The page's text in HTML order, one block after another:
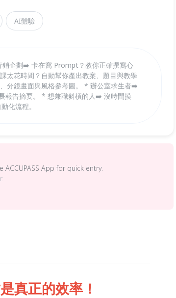
AI體驗
企劃➡️ 卡在寫 Prompt？教你正確撰寫心
太花時間？自動幫你產出教案、題目與教學
分鏡畫面與風格參考圖。 * 辦公室求生者➡️
報告摘要。 * 想兼職斜槓的人➡️ 沒時間摸
化流程。
App for quick entry.
真正的效率！